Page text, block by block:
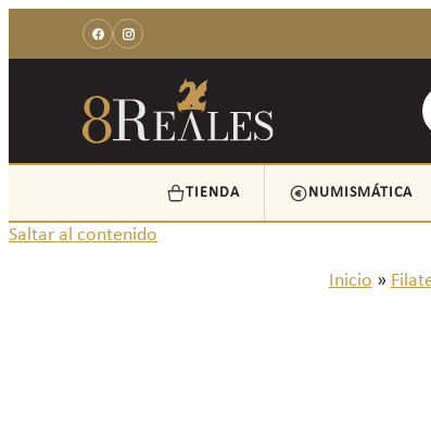
TIENDA NUMISMÁTICA
Saltar al contenido
Inicio »